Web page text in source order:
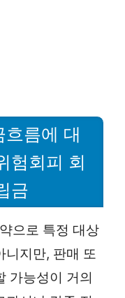
름에 대
험회피 회
금
으로 특정 대상
니지만, 판매 또
가능성이 거의